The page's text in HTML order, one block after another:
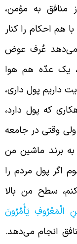
به مؤمن،
احکام را کنار
می‌دهد عُرف عوض
عدّه هم هوا
داریم پول داری،
که پول دارد،
وقتی در جامعه
برند ماشین من
پول مردم را
سطح من بالا
يَأْمُرُونَ
انجام می‌دهد.